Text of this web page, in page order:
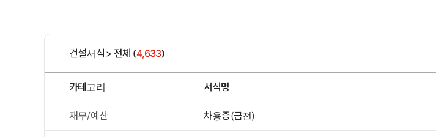
건설서식 > 전체 (4,633)
카테고리 서식명
재무/예산 차용증(금전)